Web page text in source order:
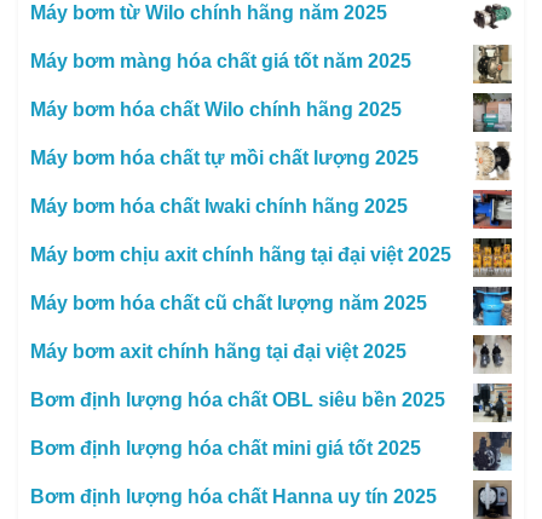
Máy bơm từ Wilo chính hãng năm 2025
Máy bơm màng hóa chất giá tốt năm 2025
Máy bơm hóa chất Wilo chính hãng 2025
Máy bơm hóa chất tự mồi chất lượng 2025
Máy bơm hóa chất Iwaki chính hãng 2025
Máy bơm chịu axit chính hãng tại đại việt 2025
Máy bơm hóa chất cũ chất lượng năm 2025
Máy bơm axit chính hãng tại đại việt 2025
Bơm định lượng hóa chất OBL siêu bền 2025
Bơm định lượng hóa chất mini giá tốt 2025
Bơm định lượng hóa chất Hanna uy tín 2025